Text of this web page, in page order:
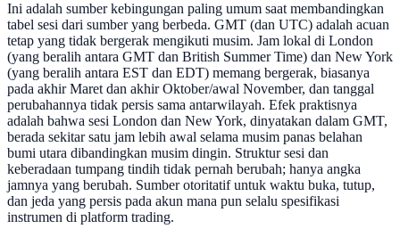
Ini adalah sumber kebingungan paling umum saat membandingkan
tabel sesi dari sumber yang berbeda. GMT (dan UTC) adalah acuan
tetap yang tidak bergerak mengikuti musim. Jam lokal di London
(yang beralih antara GMT dan British Summer Time) dan New York
(yang beralih antara EST dan EDT) memang bergerak, biasanya
pada akhir Maret dan akhir Oktober/awal November, dan tanggal
perubahannya tidak persis sama antarwilayah. Efek praktisnya
adalah bahwa sesi London dan New York, dinyatakan dalam GMT,
berada sekitar satu jam lebih awal selama musim panas belahan
bumi utara dibandingkan musim dingin. Struktur sesi dan
keberadaan tumpang tindih tidak pernah berubah; hanya angka
jamnya yang berubah. Sumber otoritatif untuk waktu buka, tutup,
dan jeda yang persis pada akun mana pun selalu spesifikasi
instrumen di platform trading.